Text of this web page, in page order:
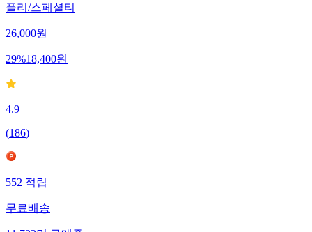
플리/스페셜티
26,000원
29%18,400원
4.9
(186)
552 적립
무료배송